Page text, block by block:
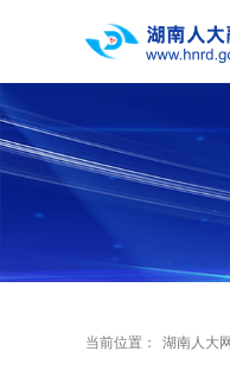
当前位置： 湖南人大网